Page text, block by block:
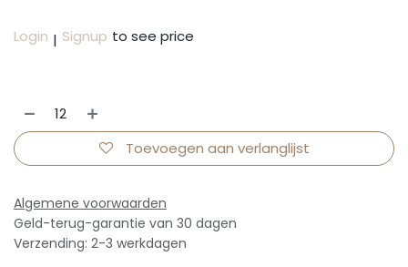
Login | Signup to see price
Toevoegen aan verlanglijst
Algemene voorwaarden
Geld-terug-garantie van 30 dagen
Verzending: 2-3 werkdagen